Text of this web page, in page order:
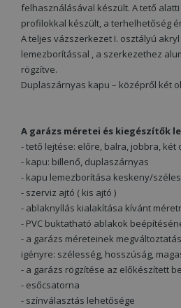
felhasználásával készült. A tető
profilokkal készült, a terhelhetőség
A teljes vázszerkezet I. osztályú
lemezborítással , a szerkezethez
rögzítve.
Duplaszárnyas kapu – középről két
A garázs méretei és kiegészítők
- tető lejtése: előre, balra, jobbra, két
- kapu: billenő, duplaszárnyas
- kapu lemezborítása keskeny/
- szerviz ajtó ( kis ajtó )
- ablaknyílás kialakítása kívánt
- PVC buktatható ablakok
- a garázs méreteinek
igényre: szélesség, hosszúság,
- a garázs rögzítése az előkészített
- esőcsatorna
- színválasztás lehetősége